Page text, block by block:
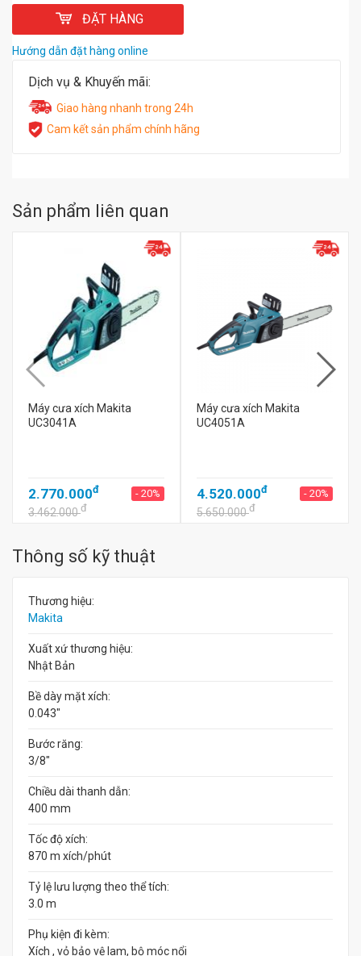
ĐẶT HÀNG
Hướng dẫn đặt hàng online
Dịch vụ & Khuyến mãi:
Giao hàng nhanh trong 24h
Cam kết sản phẩm chính hãng
Sản phẩm liên quan
Máy cưa xích Makita
UC3041A
2.770.000đ - 20%
3.462.000đ
Máy cưa xích Makita
UC4051A
4.520.000đ - 20%
5.650.000đ
Thông số kỹ thuật
Thương hiệu:
Makita
Xuất xứ thương hiệu:
Nhật Bản
Bề dày mặt xích:
0.043"
Bước răng:
3/8"
Chiều dài thanh dẫn:
400 mm
Tốc độ xích:
870 m xích/phút
Tỷ lệ lưu lượng theo thể tích:
3.0 m
Phụ kiện đi kèm:
Xích , vỏ bảo vệ lam, bộ móc nổi